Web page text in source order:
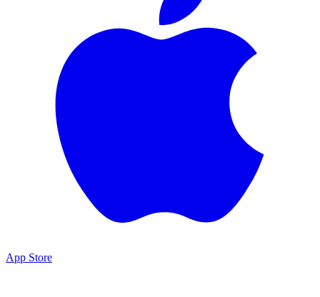
App Store